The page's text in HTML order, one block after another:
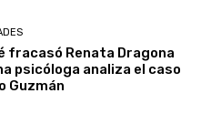
fracasó Renata Dragona
psicóloga analiza el caso
Guzmán